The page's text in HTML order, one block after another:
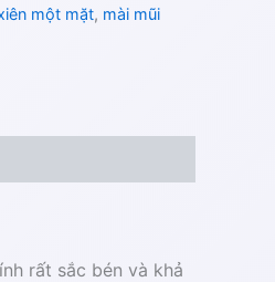
một mặt, mài mũi
rất sắc bén và khả